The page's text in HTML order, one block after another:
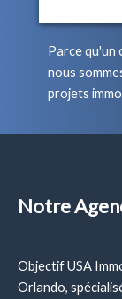
Parce qu'un
nous
projets
Notre
Objectif USA
Orlando,